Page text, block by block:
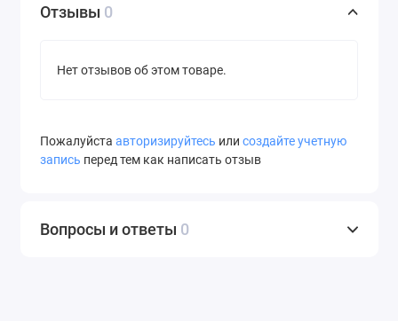
Отзывы 0
Нет отзывов об этом товаре.
Пожалуйста авторизируйтесь или создайте учетную
запись перед тем как написать отзыв
Вопросы и ответы 0